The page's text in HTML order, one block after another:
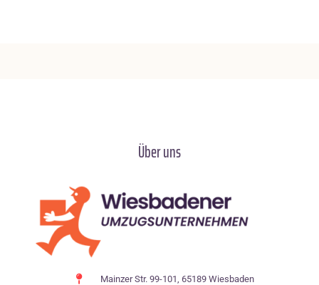
Über uns
Mainzer Str. 99-101, 65189 Wiesbaden